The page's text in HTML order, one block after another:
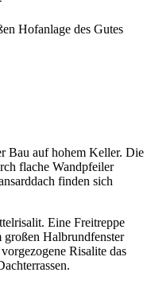
Hofanlage des Gutes
Bau auf hohem Keller. Die
flache Wandpfeiler
finden sich
Eine Freitreppe
Halbrundfenster
Risalite das